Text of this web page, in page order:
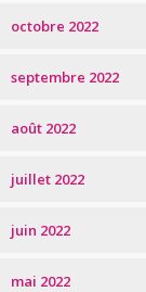
octobre 2022
septembre 2022
août 2022
juillet 2022
juin 2022
mai 2022